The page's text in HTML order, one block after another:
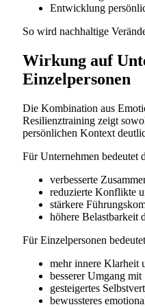
Entwicklung
So wird nachhaltige
Wirkung auf
Einzelpersonen
Die Kombination aus
Resilienztraining zeigt
persönlichen Kontext
Für Unternehmen bedeutet
verbesserte
reduzierte Konflikte
stärkere
höhere Belastbarkeit
Für Einzelpersonen
mehr innere Klarheit
besserer Umgang
gesteigertes
bewussteres